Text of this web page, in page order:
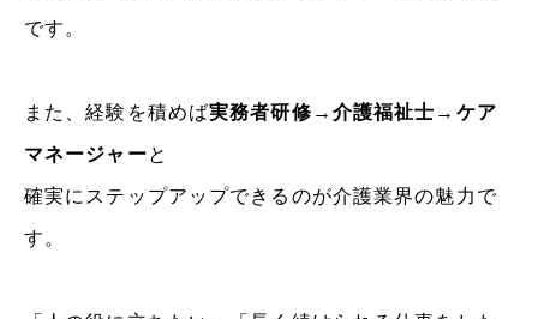
です。
また、経験を積めば実務者研修→介護福祉士→ケア
マネージャーと
確実にステップアップできるのが介護業界の魅力で
す。